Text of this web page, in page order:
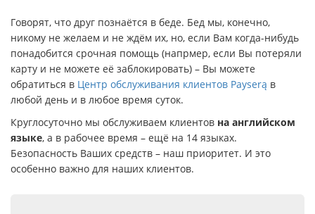
Говорят, что друг познаётся в беде. Бед мы, конечно,
никому не желаем и не ждём их, но, если Вам когда-нибудь
понадобится срочная помощь (напрмер, если Вы потеряли
карту и не можете её заблокировать) – Вы можете
обратиться в Центр обслуживания клиентов Payserą в
любой день и в любое время суток.
Круглосуточно мы обслуживаем клиентов на английском
языке, а в рабочее время – ещё на 14 языках.
Безопасность Ваших средств – наш приоритет. И это
особенно важно для наших клиентов.